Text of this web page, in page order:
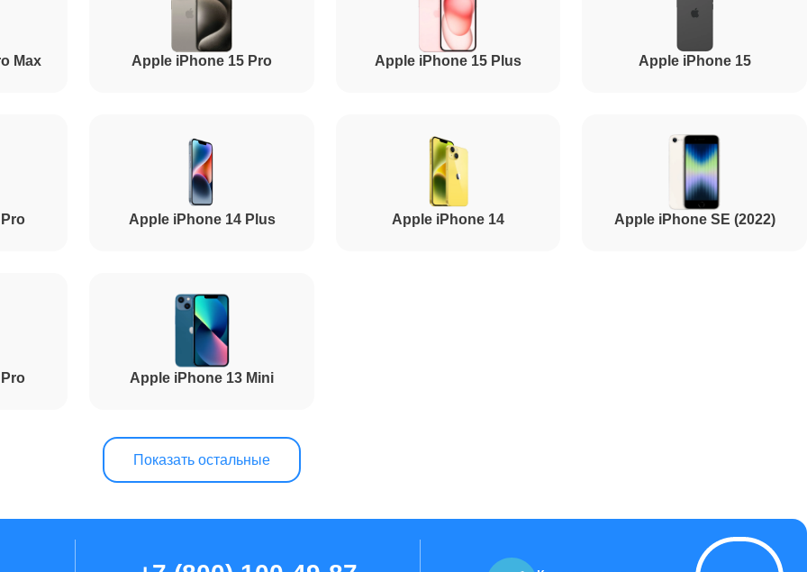
от 1 часа
от 1.5 часов
от 1.5 часов
от 70 минут
от 50 минут
Max Apple iPhone 15 Pro Apple iPhone 15 Plus Apple iPhone 15
Apple iPhone 14 Plus Apple iPhone 14 Apple iPhone SE (2022)
Apple iPhone 13 Mini
Показать остальные